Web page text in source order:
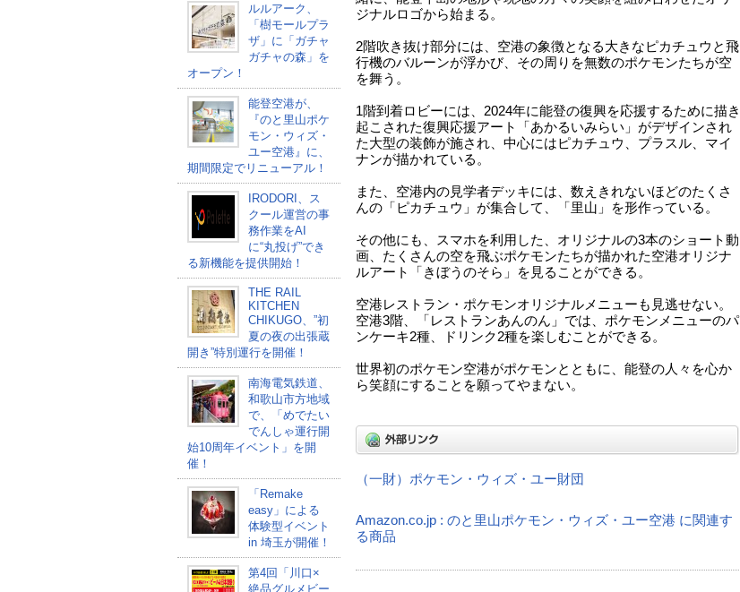
ルルアーク、
「樹モールプラ
ザ」に「ガチャ
ガチャの森」を
オープン！
能登空港が、
『のと里山ポケ
モン・ウィズ・
ユー空港』に、
期間限定でリニューアル！
IRODORI、ス
クール運営の事
務作業をAI
に“丸投げ”でき
る新機能を提供開始！
THE RAIL
KITCHEN
CHIKUGO、”初
夏の夜の出張蔵
開き”特別運行を開催！
南海電気鉄道、
和歌山市方地域
で、「めでたい
でんしゃ運行開
始10周年イベント」を開
催！
「Remake
easy」による
体験型イベント
in 埼玉が開催！
第4回「川口×
絶品グルメビー
ジナルロゴから始まる。
2階吹き抜け部分には、空港の象徴となる大きなピカチュウと飛
行機のバルーンが浮かび、その周りを無数のポケモンたちが空
を舞う。
1階到着ロビーには、2024年に能登の復興を応援するために描き
起こされた復興応援アート「あかるいみらい」がデザインされ
た大型の装飾が施され、中心にはピカチュウ、プラスル、マイ
ナンが描かれている。
また、空港内の見学者デッキには、数えきれないほどのたくさ
んの「ピカチュウ」が集合して、「里山」を形作っている。
その他にも、スマホを利用した、オリジナルの3本のショート動
画、たくさんの空を飛ぶポケモンたちが描かれた空港オリジナ
ルアート「きぼうのそら」を見ることができる。
空港レストラン・ポケモンオリジナルメニューも見逃せない。
空港3階、「レストランあんのん」では、ポケモンメニューのパ
ンケーキ2種、ドリンク2種を楽しむことができる。
世界初のポケモン空港がポケモンとともに、能登の人々を心か
ら笑顔にすることを願ってやまない。
（一財）ポケモン・ウィズ・ユー財団
Amazon.co.jp : のと里山ポケモン・ウィズ・ユー空港 に関連す
る商品